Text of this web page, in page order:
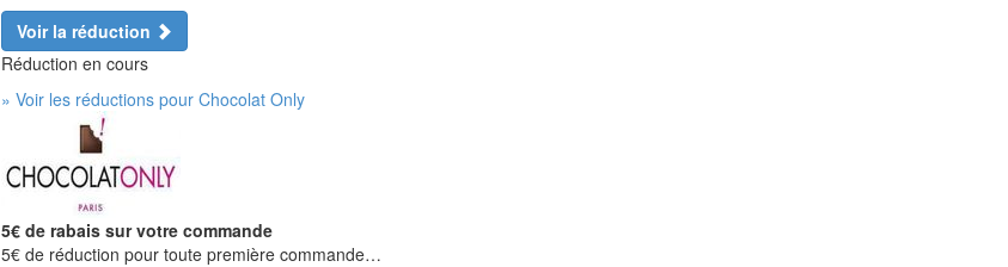
Voir la réduction
Réduction en cours
» Voir les réductions pour Chocolat Only
5€ de rabais sur votre commande
5€ de réduction pour toute première commande…